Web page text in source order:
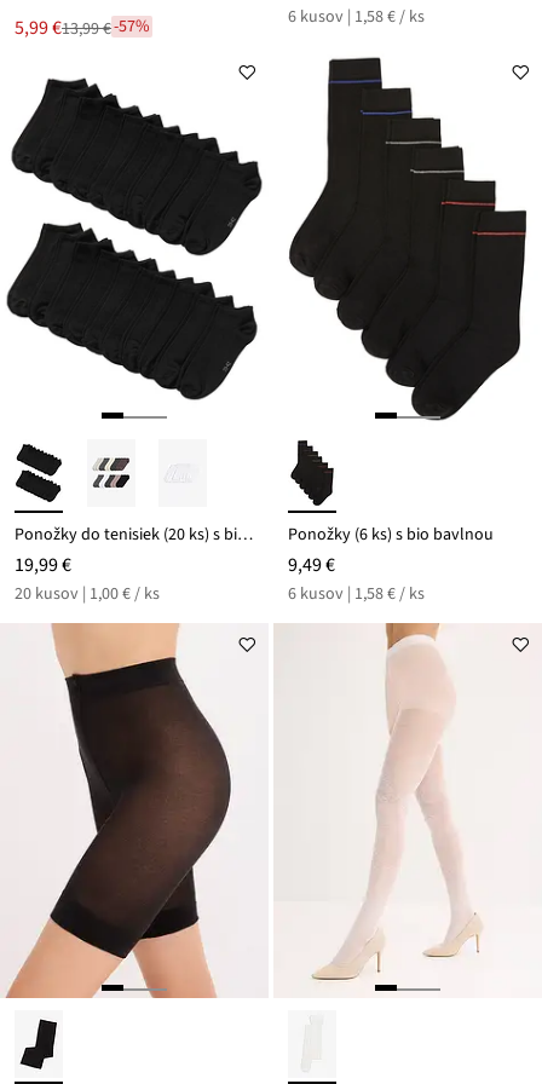
Nová
cena
5,99 €
Zľava
ceny
13,99 €
13,99 €-57% 6 kusov | 1,58 € / ks
Ponožky do tenisiek (20 ks) s bio bavlnou
19,99 €
20 kusov | 1,00 € / ks
Ponožky (6 ks) s bio bavlnou
9,49 €
6 kusov | 1,58 € / ks